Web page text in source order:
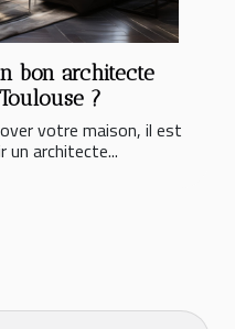
bon architecte
?
votre maison, il est
un architecte...